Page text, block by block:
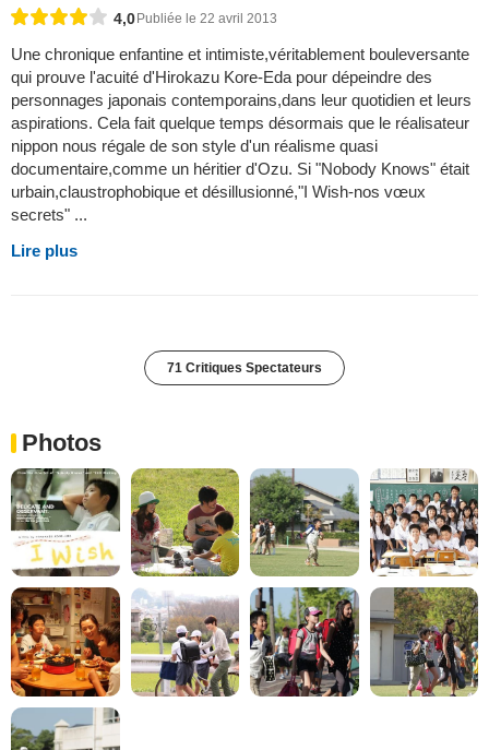
4,0Publiée le 22 avril 2013
Une chronique enfantine et intimiste,véritablement bouleversante
qui prouve l'acuité d'Hirokazu Kore-Eda pour dépeindre des
personnages japonais contemporains,dans leur quotidien et leurs
aspirations. Cela fait quelque temps désormais que le réalisateur
nippon nous régale de son style d'un réalisme quasi
documentaire,comme un héritier d'Ozu. Si "Nobody Knows" était
urbain,claustrophobique et désillusionné,"I Wish-nos vœux
secrets" ...
Lire plus
71 Critiques Spectateurs
Photos